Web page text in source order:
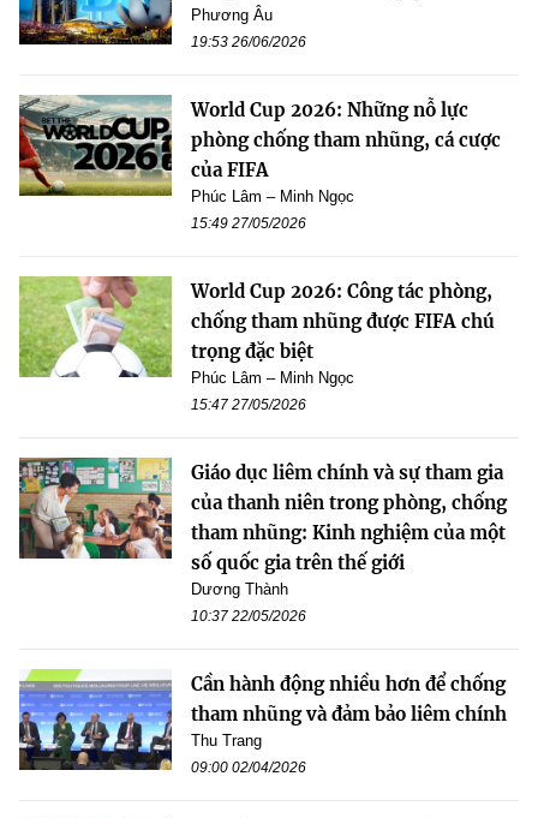
Phương Âu
19:53 26/06/2026
World Cup 2026: Những nỗ lực
phòng chống tham nhũng, cá cược
của FIFA
Phúc Lâm – Minh Ngọc
15:49 27/05/2026
World Cup 2026: Công tác phòng,
chống tham nhũng được FIFA chú
trọng đặc biệt
Phúc Lâm – Minh Ngọc
15:47 27/05/2026
Giáo dục liêm chính và sự tham gia
của thanh niên trong phòng, chống
tham nhũng: Kinh nghiệm của một
số quốc gia trên thế giới
Dương Thành
10:37 22/05/2026
Cần hành động nhiều hơn để chống
tham nhũng và đảm bảo liêm chính
Thu Trang
09:00 02/04/2026